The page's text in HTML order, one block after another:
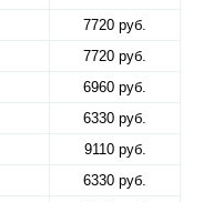
7720 руб.
7720 руб.
6960 руб.
6330 руб.
9110 руб.
6330 руб.